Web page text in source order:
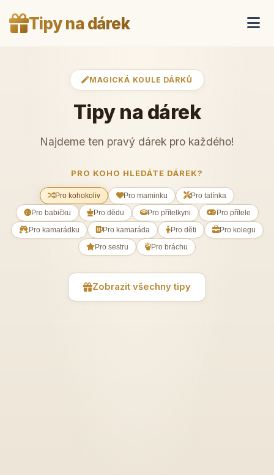
Tipy na dárek
MAGICKÁ KOULE DÁRKŮ
Tipy na dárek
Najdeme ten pravý dárek pro každého!
PRO KOHO HLEDÁTE DÁREK?
Pro kohokoliv Pro maminku
Pro tatínka
Pro babičku
Pro dědu Pro přítelkyni
Pro přítele
Pro kamarádku
Pro kamaráda Pro děti
Pro kolegu
Pro sestru
Pro bráchu
Zobrazit všechny tipy